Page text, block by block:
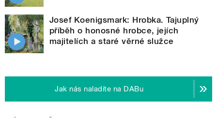
Josef Koenigsmark: Hrobka. Tajuplný
příběh o honosné hrobce, jejích
majitelích a staré věrné služce
Jak nás naladíte na DABu